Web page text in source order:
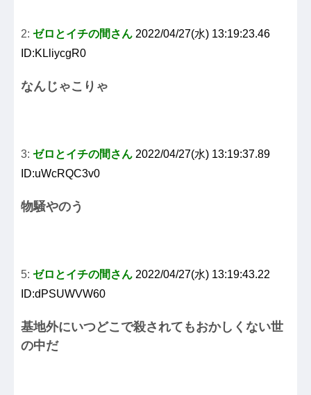
2: ゼロとイチの間さん 2022/04/27(水) 13:19:23.46
ID:KLliycgR0
なんじゃこりゃ
3: ゼロとイチの間さん 2022/04/27(水) 13:19:37.89
ID:uWcRQC3v0
物騒やのう
5: ゼロとイチの間さん 2022/04/27(水) 13:19:43.22
ID:dPSUWVW60
基地外にいつどこで殺されてもおかしくない世
の中だ